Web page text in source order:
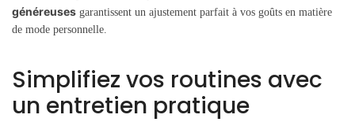
généreuses garantissent un ajustement parfait à vos goûts en matière
de mode personnelle.
Simplifiez vos routines avec
un entretien pratique